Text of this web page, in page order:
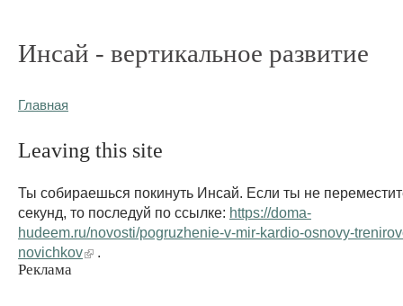
Инсай - вертикальное развитие
Главная
Leaving this site
Ты собираешься покинуть Инсай. Если ты не
секунд, то последуй по ссылке: https://doma-
hudeem.ru/novosti/pogruzhenie-v-mir-kardio-osnovy-
novichkov
Реклама